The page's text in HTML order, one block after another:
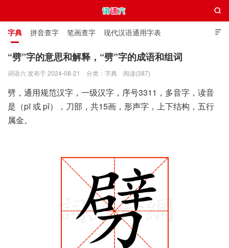

字典 拼音查字 笔画查字 现代汉语通用字表
通用规范汉字表 叠字大全 独体字大全 极简英语词典

“劈”字的意思和解释，“劈”字的成语和组词
词语六 发布于 2024-08-21 分类： 字典 阅读(387)
劈，通用规范汉字，一级汉字，序号3311，多音字，读音
是（pī 或 pǐ），刀部，共15画，形声字，上下结构，五行
属金。